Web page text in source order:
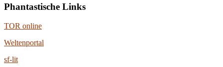
Phantastische Links
TOR online
Weltenportal
sf-lit